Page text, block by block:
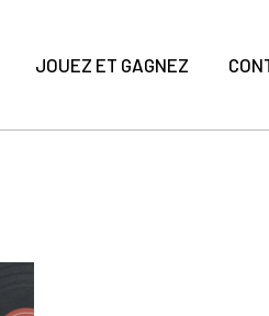
JOUEZ ET GAGNEZ